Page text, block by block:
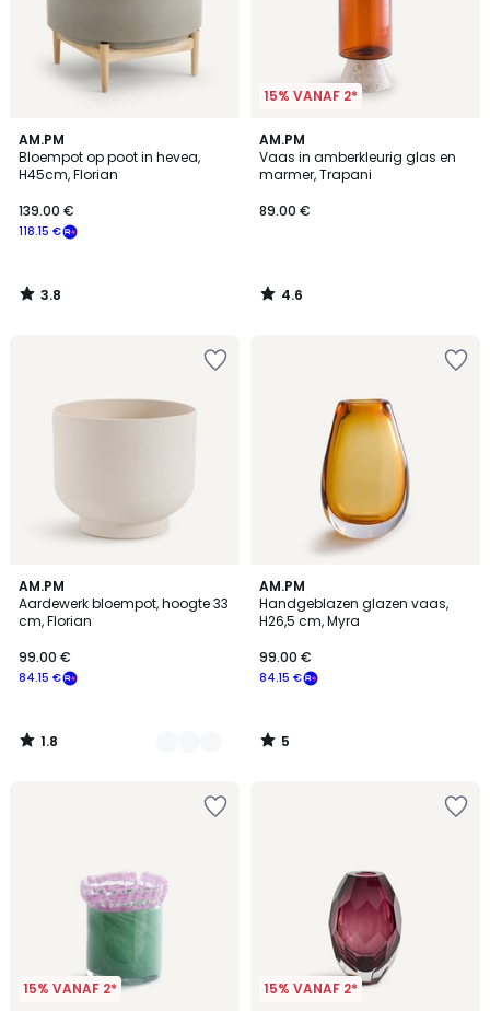
AM.PM
Bloempot op poot in hevea,
H45cm, Florian
118.15 €
139.00 €
3.8
/ 5
3.8
/
15% VANAF 2*
AM.PM
Vaas in amberkleurig glas en
marmer, Trapani
89.00 €
4.6
/ 5
4.6
/
AM.PM
Aardewerk bloempot, hoogte 33
cm, Florian
84.15 €
99.00 €
1.8
/
5
4
Kleuren
1.8
/
AM.PM
Handgeblazen glazen vaas,
H26,5 cm, Myra
84.15 €
99.00 €
5
/
5
5
/
15% VANAF 2* 15% VANAF 2*